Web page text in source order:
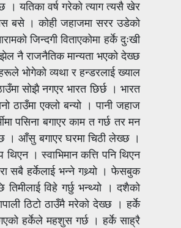
। यतिका वर्ष गरेको त्याग त्यसै खेर
बसे । कोही जहाजमा सरर उडेको
जिन्दगी विताएकोमा हर्के दुःखी
झेल नै राजनैतिक मान्यता भएको देख्छ
भोगेको व्यथा र हन्डरलाई ख्याल
सोझै नगएर भारत छिर्छ । भारत
ठाउँमा एक्लो बन्यो । पानी जहाज
पसिना बगाएर काम त गर्छ तर मन
। आँसु बगाएर घरमा चिठी लेख्छ ।
। स्वाभिमान कत्ति पनि थिएन
सबै हर्केलाई भन्ने गथ्र्याे । फेसबुक
विहे गर्छु भन्थ्यो । दशैको
ठिटो ठाउँमै मरेको देख्छ । हर्के
हर्केले महशुस गर्छ । हर्के साह्रै